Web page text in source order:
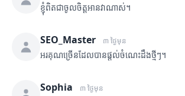
ខ្ញុំពិតជាចូលចិត្តអានវាណាស់។
SEO_Master ៣ ថ្ងៃមុន
អរគុណច្រើនដែលបានផ្តល់ចំណេះដឹងថ្មីៗ។
Sophia ៣ ថ្ងៃមុន